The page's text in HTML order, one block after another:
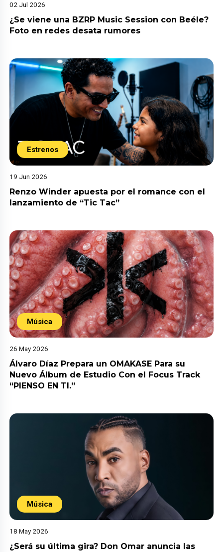
02 Jul 2026
¿Se viene una BZRP Music Session con Beéle?
Foto en redes desata rumores
Estrenos
19 Jun 2026
Renzo Winder apuesta por el romance con el
lanzamiento de “Tic Tac”
Música
26 May 2026
Álvaro Díaz Prepara un OMAKASE Para su
Nuevo Álbum de Estudio Con el Focus Track
“PIENSO EN TI.”
Música
18 May 2026
¿Será su última gira? Don Omar anuncia las